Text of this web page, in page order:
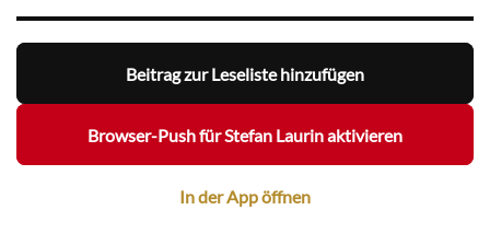
Beitrag zur Leseliste hinzufügen
Browser-Push für Stefan Laurin aktivieren
In der App öffnen